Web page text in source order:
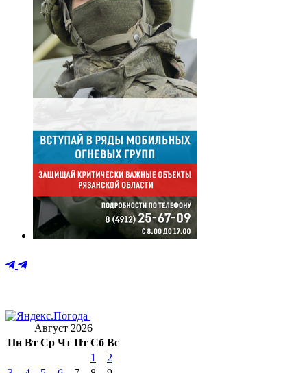
Август 2026
Пн Вт Ср Чт Пт Сб Вс
1
2